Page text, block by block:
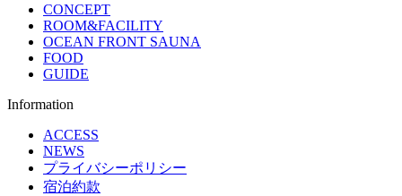
CONCEPT
ROOM&FACILITY
OCEAN FRONT SAUNA
FOOD
GUIDE
Information
ACCESS
NEWS
プライバシーポリシー
宿泊約款